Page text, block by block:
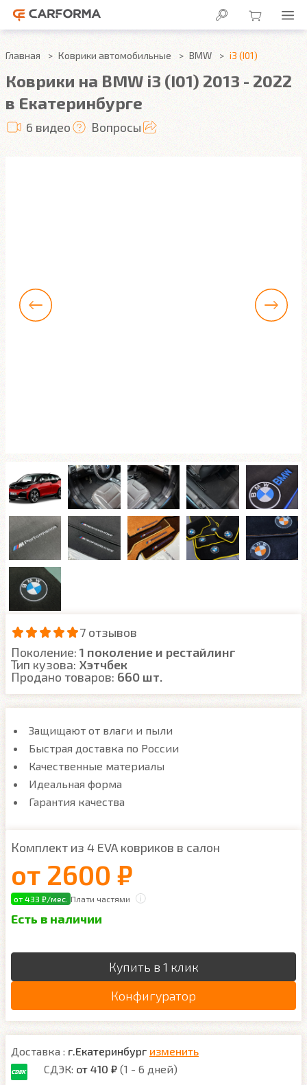
Главная Коврики автомобильные BMW i3 (I01)
Коврики на BMW i3 (I01) 2013 - 2022
в Екатеринбурге
6 видео Вопросы
7 отзывов
Поколение: 1 поколение и рестайлинг
Тип кузова: Хэтчбек
Продано товаров: 660 шт.
Защищают от влаги и пыли
Быстрая доставка по России
Качественные материалы
Идеальная форма
Гарантия качества
Комплект из 4 EVA ковриков в салон
от 2600 ₽
от 433 ₽/мес. Плати частями
Есть в наличии
Купить в 1 клик
Конфигуратор
Доставка : г.Екатеринбург изменить
СДЭК: от 410 ₽ (1 - 6 дней)